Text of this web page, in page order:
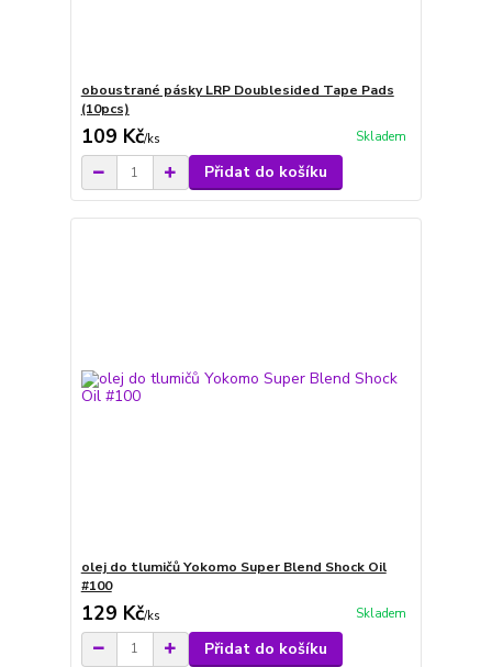
oboustrané pásky LRP Doublesided Tape Pads
(10pcs)
109 Kč/ks Skladem
Přidat do košíku
olej do tlumičů Yokomo Super Blend Shock Oil
#100
129 Kč/ks Skladem
Přidat do košíku